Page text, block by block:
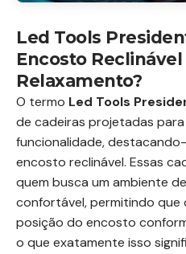
Led Tools
Encosto
Relaxamento?
O termo Led Tools
de cadeiras projetadas
funcionalidade,
encosto reclinável. Essas
quem busca um ambiente
confortável, permitindo que
posição do encosto
o que exatamente isso